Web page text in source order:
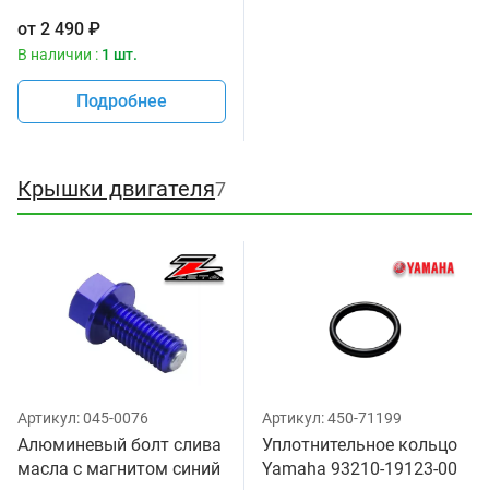
от 2 490 ₽
В наличии : 1 шт.
Подробнее
Крышки двигателя7
Артикул:045-0076
Алюминевый болт слива
масла с магнитом синий
Артикул:450-71199
Уплотнительное кольцо
Yamaha 93210-19123-00